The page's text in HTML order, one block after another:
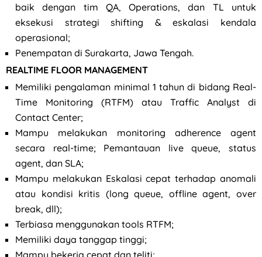
baik dengan tim QA, Operations, dan TL untuk
eksekusi strategi shifting & eskalasi kendala
operasional;
Penempatan di Surakarta, Jawa Tengah.
REALTIME FLOOR MANAGEMENT
Memiliki pengalaman minimal 1 tahun di bidang Real-
Time Monitoring (RTFM) atau Traffic Analyst di
Contact Center;
Mampu melakukan monitoring adherence agent
secara real-time; Pemantauan live queue, status
agent, dan SLA;
Mampu melakukan Eskalasi cepat terhadap anomali
atau kondisi kritis (long queue, offline agent, over
break, dll);
Terbiasa menggunakan tools RTFM;
Memiliki daya tanggap tinggi;